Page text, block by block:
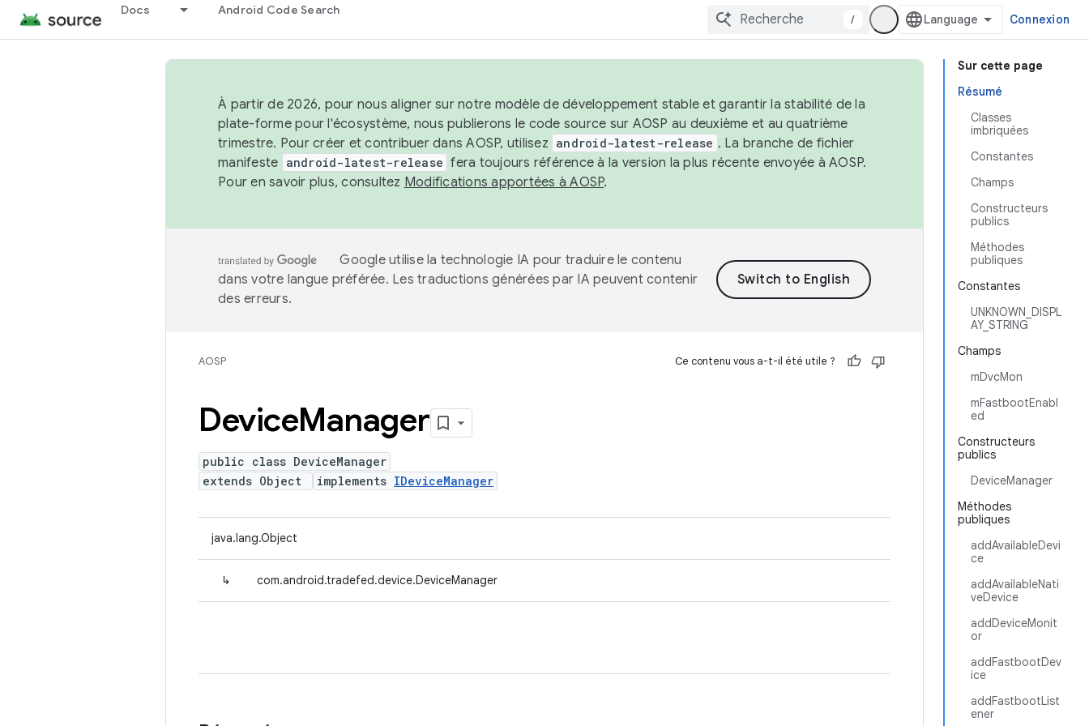
Docs Android Code Search
/ Connexion
Sur cette page
Résumé
Classes
imbriquées
Constantes
Champs
Constructeurs
publics
Méthodes
publiques
Constantes
UNKNOWN_DISPL
AY_STRING
Champs
mDvcMon
mFastbootEnabl
ed
Constructeurs
publics
DeviceManager
Méthodes
publiques
addAvailableDevi
ce
addAvailableNati
veDevice
addDeviceMonit
or
addFastbootDev
ice
addFastbootList
ener
À partir de 2026, pour nous aligner sur notre modèle de développement stable et garantir la stabilité de la
plate-forme pour l'écosystème, nous publierons le code source sur AOSP au deuxième et au quatrième
trimestre. Pour créer et contribuer dans AOSP, utilisez android-latest-release . La branche de fichier
manifeste android-latest-release fera toujours référence à la version la plus récente envoyée à AOSP.
Pour en savoir plus, consultez Modifications apportées à AOSP.
Google utilise la technologie IA pour traduire le contenu
dans votre langue préférée. Les traductions générées par IA peuvent contenir
des erreurs.
AOSP Ce contenu vous a-t-il été utile ?
DeviceManager
public class DeviceManager
extends Object
implements IDeviceManager
java.lang.Object
↳ com.android.tradefed.device.DeviceManager